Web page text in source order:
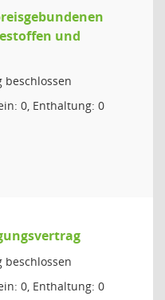
und
0, Enthaltung: 0
0, Enthaltung: 0